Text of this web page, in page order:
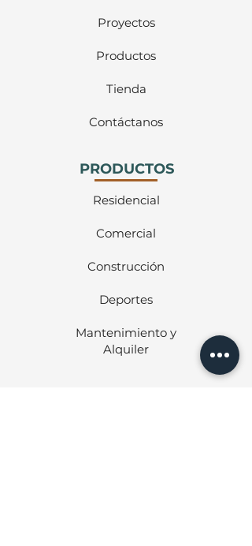
Proyectos
Productos
Tienda
Contáctanos
PRODUCTOS
Residencial
Comercial
Construcción
Deportes
Mantenimiento y
Alquiler